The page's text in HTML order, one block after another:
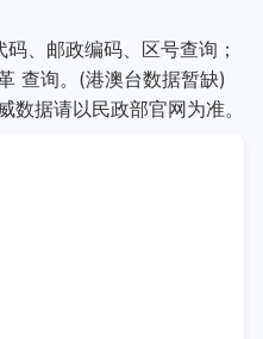
、邮政编码、区号查询；
查询。(港澳台数据暂缺)
据请以民政部官网为准。